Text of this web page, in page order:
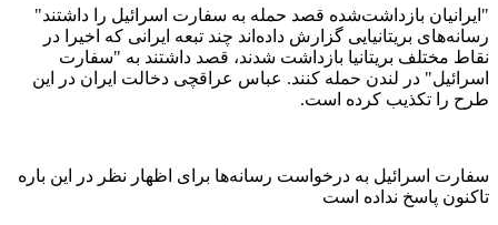
"ایرانیان بازداشت‌شده قصد حمله به سفارت اسرائیل را داشتند"
رسانه‌های بریتانیایی گزارش داده‌اند چند تبعه ایرانی که اخیرا در
نقاط مختلف بریتانیا بازداشت شدند، قصد داشتند به "سفارت
اسرائیل" در لندن حمله کنند. عباس عراقچی دخالت ایران در این
طرح را تکذیب کرده است.
سفارت اسرائیل به درخواست رسانه‌ها برای اظهار نظر در این باره
تاکنون پاسخ نداده است